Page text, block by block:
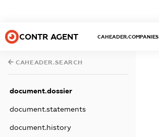
CONTR AGENT CAHEADER.COMPANIES
CAHEADER.SEARCH
document.dossier
document.statements
document.history